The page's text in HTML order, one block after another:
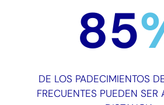
85
DE LOS PADECIMIENTOS
FRECUENTES PUEDEN SER